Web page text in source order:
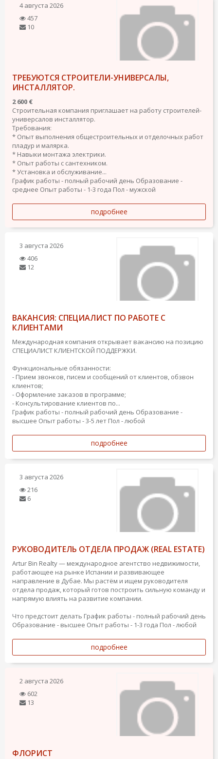
4 августа 2026
457
10
ТРЕБУЮТСЯ СТРОИТЕЛИ-УНИВЕРСАЛЫ,
ИНСТАЛЛЯТОР.
2 600 €
Строительная компания приглашает на работу строителей-
универсалов инсталлятор.
Требования:
* Опыт выполнения общестроительных и отделочных работ
пладур и малярка.
* Навыки монтажа электрики.
* Опыт работы с сантехником.
* Установка и обслуживание...
График работы - полный рабочий день Образование -
среднее Опыт работы - 1-3 года Пол - мужской
подробнее
3 августа 2026
406
12
ВАКАНСИЯ: СПЕЦИАЛИСТ ПО РАБОТЕ С
КЛИЕНТАМИ
Международная компания открывает вакансию на позицию
СПЕЦИАЛИСТ КЛИЕНТСКОЙ ПОДДЕРЖКИ.
Функциональные обязанности:
- Прием звонков, писем и сообщений от клиентов, обзвон
клиентов;
- Оформление заказов в программе;
- Консультирование клиентов по...
График работы - полный рабочий день Образование -
высшее Опыт работы - 3-5 лет Пол - любой
подробнее
3 августа 2026
216
6
РУКОВОДИТЕЛЬ ОТДЕЛА ПРОДАЖ (REAL ESTATE)
Artur Bin Realty — международное агентство недвижимости,
работающее на рынке Испании и развивающее
направление в Дубае. Мы растём и ищем руководителя
отдела продаж, который готов построить сильную команду и
напрямую влиять на развитие компании.
Что предстоит делать График работы - полный рабочий день
Образование - высшее Опыт работы - 1-3 года Пол - любой
подробнее
2 августа 2026
602
13
ФЛОРИСТ